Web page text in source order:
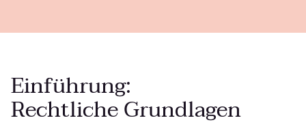
Einführung:
Rechtliche Grundlagen